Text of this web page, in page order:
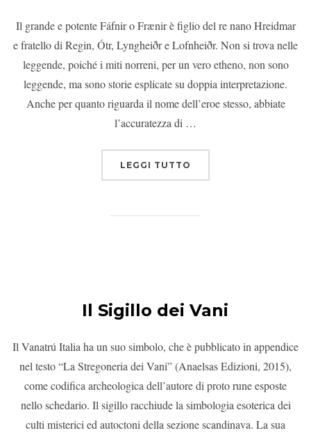
Il grande e potente Fáfnir o Frænir è figlio del re nano Hreidmar
e fratello di Regin, Ótr, Lyngheiðr e Lofnheiðr. Non si trova nelle
leggende, poiché i miti norreni, per un vero etheno, non sono
leggende, ma sono storie esplicate su doppia interpretazione.
Anche per quanto riguarda il nome dell’eroe stesso, abbiate
l’accuratezza di …
LEGGI TUTTO
Il Sigillo dei Vani
Il Vanatrú Italia ha un suo simbolo, che è pubblicato in appendice
nel testo “La Stregoneria dei Vani” (Anaelsas Edizioni, 2015),
come codifica archeologica dell’autore di proto rune esposte
nello schedario. Il sigillo racchiude la simbologia esoterica dei
culti misterici ed autoctoni della sezione scandinava. La sua